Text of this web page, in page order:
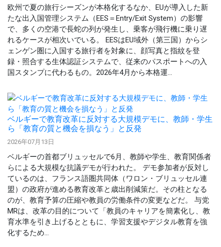
欧州で夏の旅行シーズンが本格化するなか、EUが導入した新
たな出入国管理システム（EES＝Entry/Exit System）の影響
で、多くの空港で長蛇の列が発生し、乗客が飛行機に乗り遅
れるケースが相次いでいる。 EESはEU域外（第三国）からシ
ェンゲン圏に入国する旅行者を対象に、顔写真と指紋を登
録・照合する生体認証システムで、従来のパスポートへの入
国スタンプに代わるもの。2026年4月から本格運...
ベルギーで教育改革に反対する大規模デモに、教師・学生
ら「教育の質と機会を損なう」と反発
2026年07月13日
ベルギーの首都ブリュッセルで6月、教師や学生、教育関係者
らによる大規模な抗議デモが行われた。 デモ参加者が反対し
ているのは、フランス語圏共同体（ワロン・ブリュッセル連
盟）の政府が進める教育改革と歳出削減策だ。その柱となる
のが、教育予算の圧縮や教員の労働条件の変更などだ。 与党
MRは、改革の目的について「教員のキャリアを簡素化し、教
育水準を引き上げるとともに、学習支援やデジタル教育を強
化するため...